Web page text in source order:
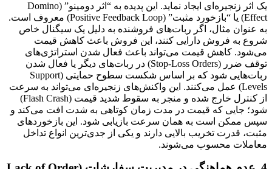
یک اثر زنجیره‌ای ایجاد نماید. این پدیده به “اثر دومینو” (Domino
Effect) یا “بازخورد مثبت” (Positive Feedback Loop) معروف است.
به عنوان مثال، اگر ربات‌های فروشنده به دلیل یک سیگنال خاص
شروع به فروش دارایی کنند، این فروش باعث کاهش قیمت
می‌شود. کاهش قیمت می‌تواند باعث فعال شدن استراتژی‌های
توقف ضرر (Stop-Loss Orders) در ربات‌های دیگر یا فعال شدن
ربات‌هایی شود که بر اساس شکست سطوح حمایتی (Support
Levels) عمل می‌کنند. این واکنش‌های زنجیره‌ای می‌تواند به سرعت
از کنترل خارج شده و منجر به سقوط شدید قیمت (Flash Crash)
شود؛ جایی که قیمت در مدت زمان کوتاهی به شدت افت می‌کند و
سپس ممکن است به همان سرعت بازیابی شود. این بازخوردهای
مثبت، قدرت تخریب بالایی دارند و یکی از جدی‌ترین انواع تداخل
معاملات محسوب می‌شوند.